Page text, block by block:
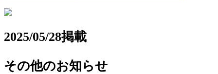
2025/05/28掲載
その他のお知らせ